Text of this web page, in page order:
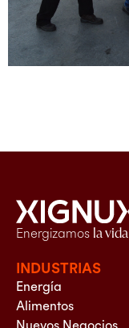
Energizamos la vida
INDUSTRIAS
Energía
Alimentos
Nuevos Negocios